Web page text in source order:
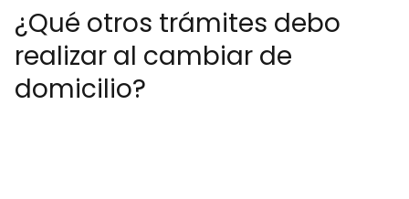
¿Qué otros trámites debo
realizar al cambiar de
domicilio?